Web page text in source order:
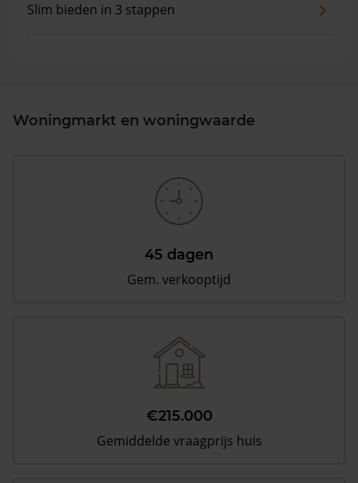
Slim bieden in 3 stappen
Woningmarkt en woningwaarde
45 dagen
Gem. verkooptijd
€215.000
Gemiddelde vraagprijs huis